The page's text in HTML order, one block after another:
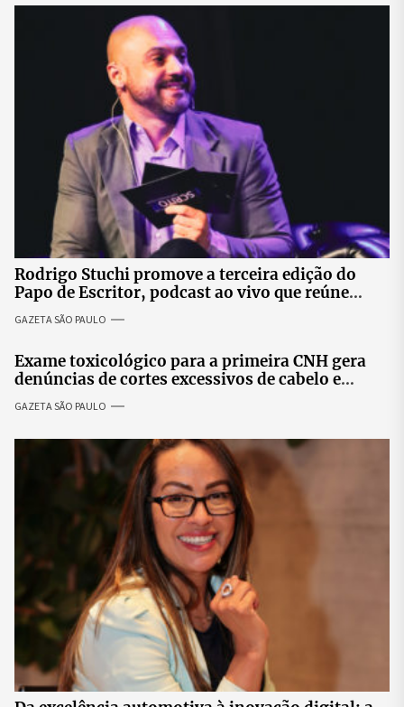
Rodrigo Stuchi promove a terceira edição do
Papo de Escritor, podcast ao vivo que reúne
especialistas para discutir saúde mental e
prosperidade.
GAZETA SÃO PAULO
Exame toxicológico para a primeira CNH gera
denúncias de cortes excessivos de cabelo e
revolta entre candidatas
GAZETA SÃO PAULO